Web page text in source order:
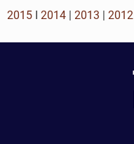
2015 I 2014 | 2013 | 2012